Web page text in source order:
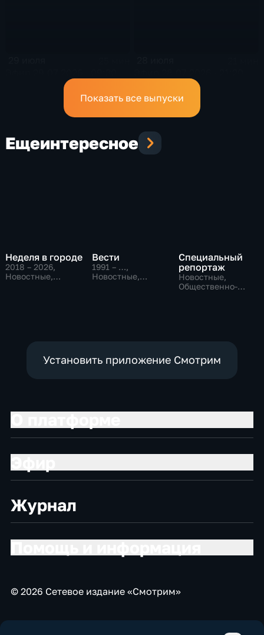
Показать все выпуски
Ещеинтересное
Неделя в городе
2018 – 2026,
Новостные,
Вести
1991 – …,
Новостные,
Специальный
репортаж
Новостные,
Общественно-
Установить приложение Смотрим
Журнал
© 2026 Сетевое издание «Смотрим»